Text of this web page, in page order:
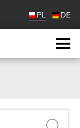
PL DE